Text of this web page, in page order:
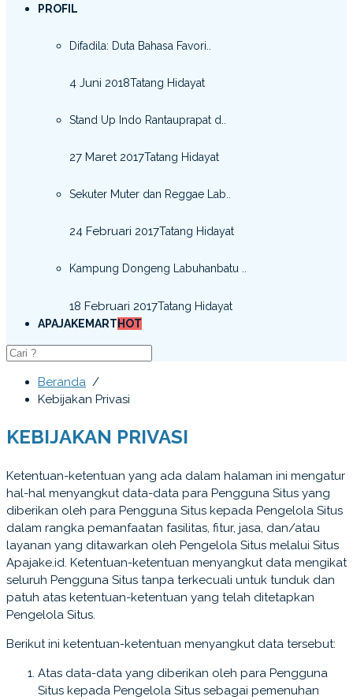
PROFIL
Difadila: Duta Bahasa Favori..
4 Juni 2018Tatang Hidayat
Stand Up Indo Rantauprapat d..
27 Maret 2017Tatang Hidayat
Sekuter Muter dan Reggae Lab..
24 Februari 2017Tatang Hidayat
Kampung Dongeng Labuhanbatu ..
18 Februari 2017Tatang Hidayat
APAJAKEMARTHOT
Beranda /
Kebijakan Privasi
KEBIJAKAN PRIVASI
Ketentuan-ketentuan yang ada dalam halaman ini mengatur
hal-hal menyangkut data-data para Pengguna Situs yang
diberikan oleh para Pengguna Situs kepada Pengelola Situs
dalam rangka pemanfaatan fasilitas, fitur, jasa, dan/atau
layanan yang ditawarkan oleh Pengelola Situs melalui Situs
Apajake.id. Ketentuan-ketentuan menyangkut data mengikat
seluruh Pengguna Situs tanpa terkecuali untuk tunduk dan
patuh atas ketentuan-ketentuan yang telah ditetapkan
Pengelola Situs.
Berikut ini ketentuan-ketentuan menyangkut data tersebut:
Atas data-data yang diberikan oleh para Pengguna
Situs kepada Pengelola Situs sebagai pemenuhan